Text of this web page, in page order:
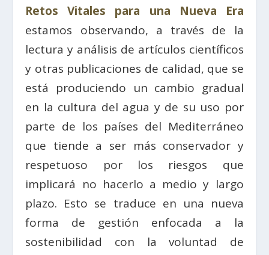
Retos Vitales para una Nueva Era
estamos observando, a través de la
lectura y análisis de artículos científicos
y otras publicaciones de calidad, que se
está produciendo un cambio gradual
en la cultura del agua y de su uso por
parte de los países del Mediterráneo
que tiende a ser más conservador y
respetuoso por los riesgos que
implicará no hacerlo a medio y largo
plazo. Esto se traduce en una nueva
forma de gestión enfocada a la
sostenibilidad con la voluntad de